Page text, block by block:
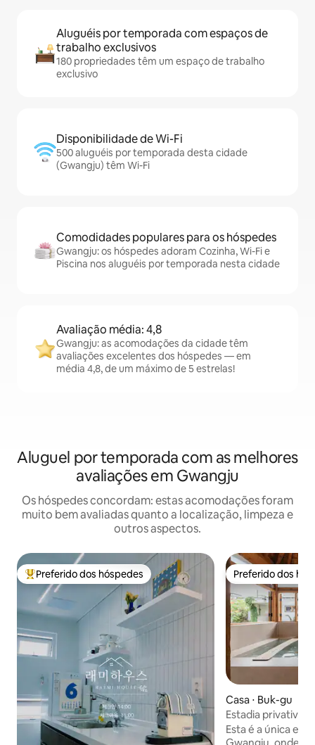
Aluguéis por temporada com espaços de
trabalho exclusivos
180 propriedades têm um espaço de trabalho
exclusivo
Disponibilidade de Wi-Fi
500 aluguéis por temporada desta cidade
(Gwangju) têm Wi-Fi
Comodidades populares para os hóspedes
Gwangju: os hóspedes adoram Cozinha, Wi-Fi e
Piscina nos aluguéis por temporada nesta cidade
Avaliação média: 4,8
Gwangju: as acomodações da cidade têm
avaliações excelentes dos hóspedes — em
média 4,8, de um máximo de 5 estrelas!
Aluguel por temporada com as melhores
avaliações em Gwangju
Os hóspedes concordam: estas acomodações foram
muito bem avaliadas quanto a localização, limpeza e
outros aspectos.
Entre os melhores preferidos dos hóspedes
Preferido dos hóspedes Preferido dos
Preferido dos
Casa ⋅ Buk-gu
Estadia privativa
cidade
Esta é a única